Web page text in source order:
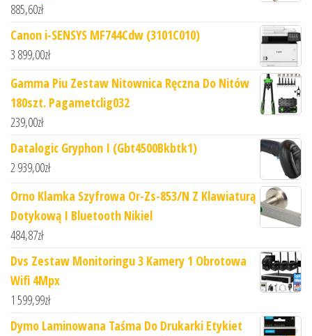
885,60zł
Canon i-SENSYS MF744Cdw (3101C010)
3 899,00zł
Gamma Piu Zestaw Nitownica Ręczna Do Nitów
180szt. Pagametclig032
239,00zł
Datalogic Gryphon I (Gbt4500Bkbtk1)
2 939,00zł
Orno Klamka Szyfrowa Or-Zs-853/N Z Klawiaturą
Dotykową I Bluetooth Nikiel
484,87zł
Dvs Zestaw Monitoringu 3 Kamery 1 Obrotowa
Wifi 4Mpx
1 599,99zł
Dymo Laminowana Taśma Do Drukarki Etykiet